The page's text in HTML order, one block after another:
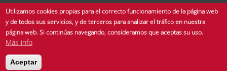
© Copyright 2025 Universidad de Sevilla - Todos los derechos reservados -
Utilizamos cookies propias para el correcto funcionamiento de la página web
y de todos sus servicios, y de terceros para analizar el tráfico en nuestra
página web. Si continúas navegando, consideramos que aceptas su uso.
Más info
Aceptar